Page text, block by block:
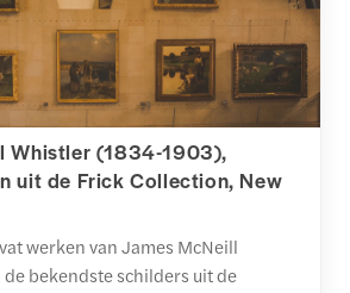
Whistler (1834-1903),
uit de Frick Collection, New
werken van James McNeill
bekendste schilders uit de